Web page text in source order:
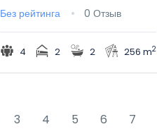
Без рейтинга 0 Отзыв
4 2 2 256 m2
3 4 5 6 7